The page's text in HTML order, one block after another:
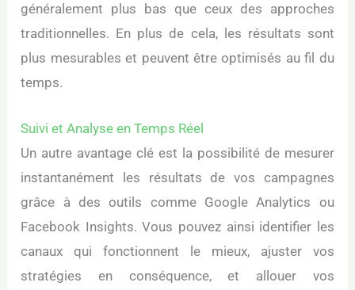
généralement plus bas que ceux des approches
traditionnelles. En plus de cela, les résultats sont
plus mesurables et peuvent être optimisés au fil du
temps.
Suivi et Analyse en Temps Réel
Un autre avantage clé est la possibilité de mesurer
instantanément les résultats de vos campagnes
grâce à des outils comme Google Analytics ou
Facebook Insights. Vous pouvez ainsi identifier les
canaux qui fonctionnent le mieux, ajuster vos
stratégies en conséquence, et allouer vos